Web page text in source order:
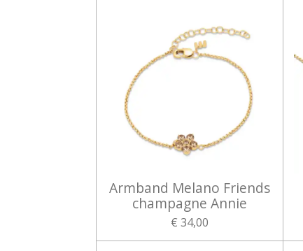
Armband Melano Friends
champagne Annie
€ 34,00